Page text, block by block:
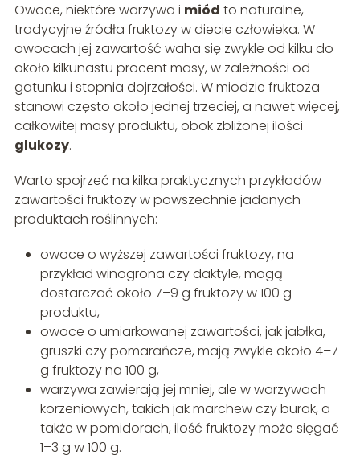
Owoce, niektóre warzywa i miód to naturalne,
tradycyjne źródła fruktozy w diecie człowieka. W
owocach jej zawartość waha się zwykle od kilku do
około kilkunastu procent masy, w zależności od
gatunku i stopnia dojrzałości. W miodzie fruktoza
stanowi często około jednej trzeciej, a nawet więcej,
całkowitej masy produktu, obok zbliżonej ilości
glukozy.
Warto spojrzeć na kilka praktycznych przykładów
zawartości fruktozy w powszechnie jadanych
produktach roślinnych:
owoce o wyższej zawartości fruktozy, na
przykład winogrona czy daktyle, mogą
dostarczać około 7–9 g fruktozy w 100 g
produktu,
owoce o umiarkowanej zawartości, jak jabłka,
gruszki czy pomarańcze, mają zwykle około 4–7
g fruktozy na 100 g,
warzywa zawierają jej mniej, ale w warzywach
korzeniowych, takich jak marchew czy burak, a
także w pomidorach, ilość fruktozy może sięgać
1–3 g w 100 g.